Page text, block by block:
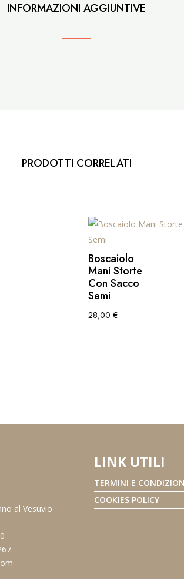
INFORMAZIONI AGGIUNTIVE
PRODOTTI CORRELATI
Boscaiolo
Mani Storte
Con Sacco
Semi
28,00€
al Vesuvio
LINK UTILI
TERMINI E
COOKIES POLICY